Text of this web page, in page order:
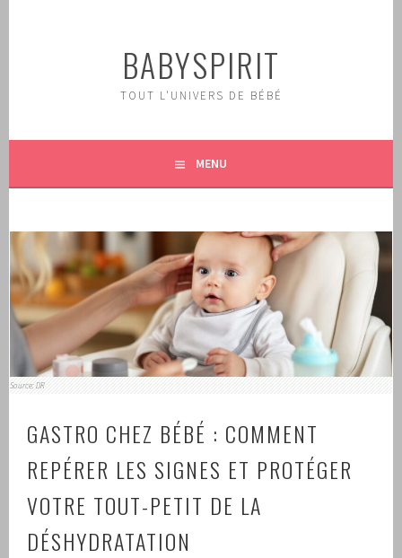
BABYSPIRIT
TOUT L'UNIVERS DE BÉBÉ
MENU
Source: DR
GASTRO CHEZ BÉBÉ : COMMENT
REPÉRER LES SIGNES ET PROTÉGER
VOTRE TOUT-PETIT DE LA
DÉSHYDRATATION